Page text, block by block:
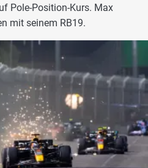
Pole-Position-Kurs. Max
mit seinem RB19.